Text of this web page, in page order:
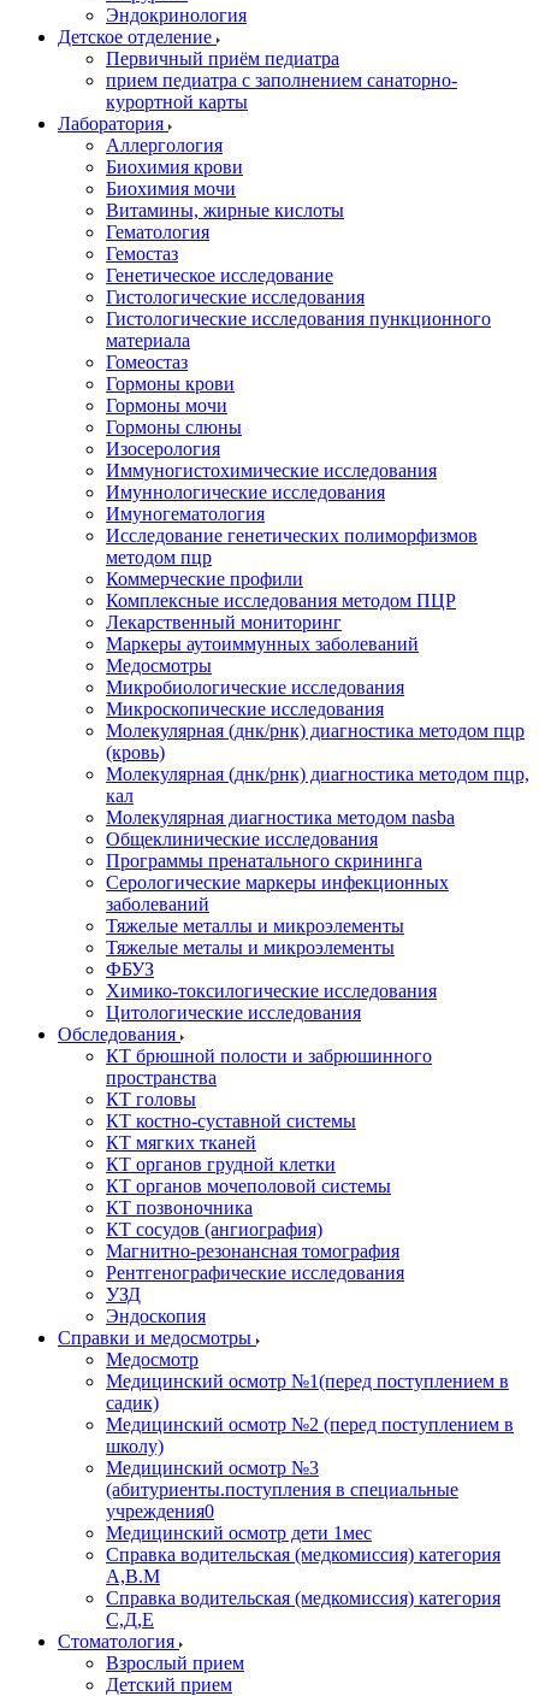
Эндокринология
Детское отделение
Первичный приём педиатра
прием педиатра с заполнением санаторно-
курортной карты
Лаборатория
Аллергология
Биохимия крови
Биохимия мочи
Витамины, жирные кислоты
Гематология
Гемостаз
Генетическое исследование
Гистологические исследования
Гистологические исследования пункционного
материала
Гомеостаз
Гормоны крови
Гормоны мочи
Гормоны слюны
Изосерология
Иммуногистохимические исследования
Имуннологические исследования
Имуногематология
Исследование генетических полиморфизмов
методом пцр
Коммерческие профили
Комплексные исследования методом ПЦР
Лекарственный мониторинг
Маркеры аутоиммунных заболеваний
Медосмотры
Микробиологические исследования
Микроскопические исследования
Молекулярная (днк/рнк) диагностика методом пцр
(кровь)
Молекулярная (днк/рнк) диагностика методом пцр,
кал
Молекулярная диагностика методом nasba
Общеклинические исследования
Программы пренатального скрининга
Серологические маркеры инфекционных
заболеваний
Тяжелые металлы и микроэлементы
Тяжелые металы и микроэлементы
ФБУЗ
Химико-токсилогические исследования
Цитологические исследования
Обследования
КТ брюшной полости и забрюшинного
пространства
КТ головы
КТ костно-суставной системы
КТ мягких тканей
КТ органов грудной клетки
КТ органов мочеполовой системы
КТ позвоночника
КТ сосудов (ангиография)
Магнитно-резонансная томография
Рентгенографические исследования
УЗД
Эндоскопия
Справки и медосмотры
Медосмотр
Медицинский осмотр №1(перед поступлением в
садик)
Медицинский осмотр №2 (перед поступлением в
школу)
Медицинский осмотр №3
(абитуриенты.поступления в специальные
учреждения0
Медицинский осмотр дети 1мес
Справка водительская (медкомиссия) категория
А,В.М
Справка водительская (медкомиссия) категория
С,Д,Е
Стоматология
Взрослый прием
Детский прием